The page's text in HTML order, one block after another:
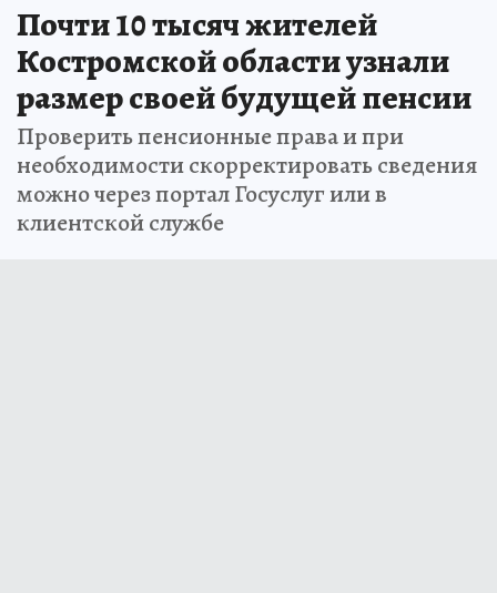
Почти 10 тысяч жителей
Костромской области узнали
размер своей будущей пенсии
Проверить пенсионные права и при
необходимости скорректировать сведения
можно через портал Госуслуг или в
клиентской службе